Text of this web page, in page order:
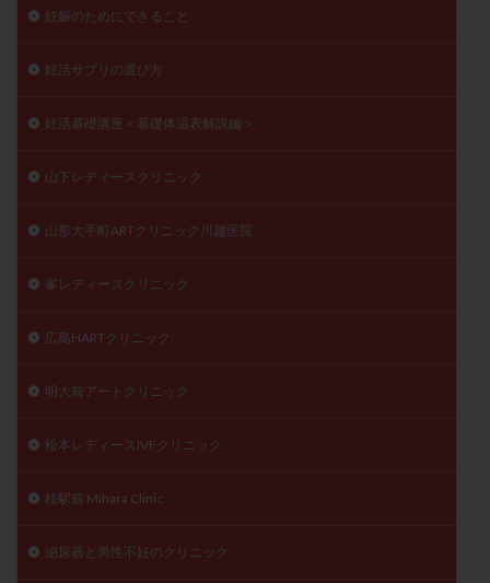
妊娠のためにできること
妊活サプリの選び方
妊活基礎講座＜基礎体温表解説編＞
山下レディースクリニック
山形大手町ARTクリニック川越医院
峯レディースクリニック
広島HARTクリニック
明大前アートクリニック
松本レディースIVFクリニック
桂駅前 Mihara Clinic
泌尿器と男性不妊のクリニック